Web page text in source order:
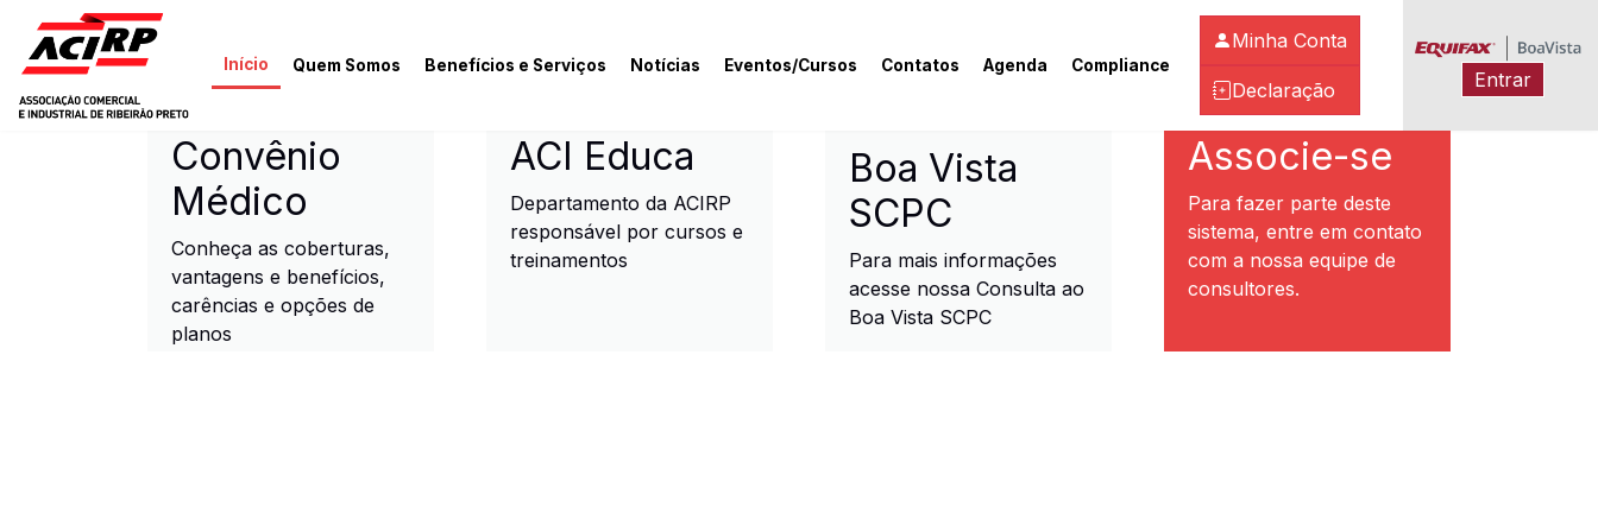
Pular para o conteúdo principal
Início Quem Somos Benefícios e Serviços Notícias Eventos/Cursos Contatos Agenda Compliance
Minha Conta
Declaração Entrar
ACIRP - Associação Comercial e Industrial de Ribeirão Preto
Convênio
Médico
Conheça as coberturas,
vantagens e benefícios,
carências e opções de
planos
ACI Educa
Departamento da ACIRP
responsável por cursos e
treinamentos
Boa Vista
SCPC
Para mais informações
acesse nossa Consulta ao
Boa Vista SCPC
Associe-se
Para fazer parte deste
sistema, entre em contato
com a nossa equipe de
consultores.